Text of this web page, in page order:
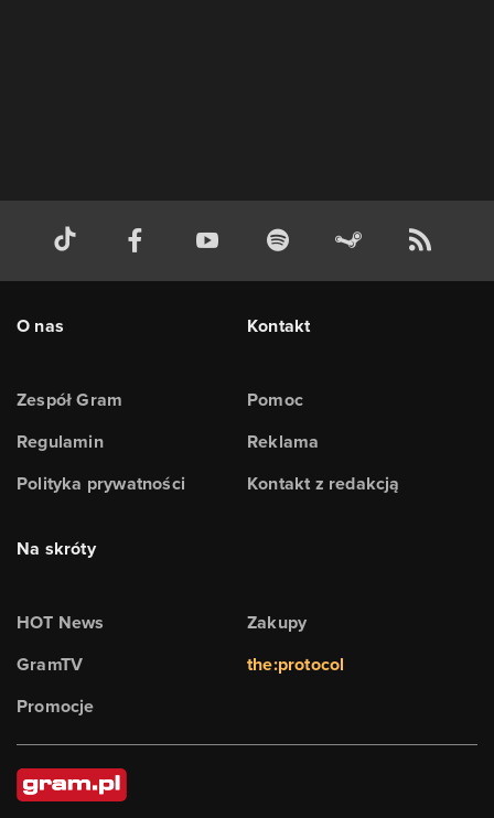
O nas
Zespół Gram
Regulamin
Polityka prywatności
Kontakt
Pomoc
Reklama
Kontakt z redakcją
Na skróty
HOT News
GramTV
Promocje
Zakupy
the:protocol